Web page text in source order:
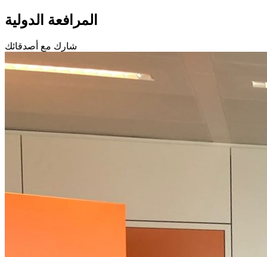
المرافعة الدولية
شارك مع أصدقائك